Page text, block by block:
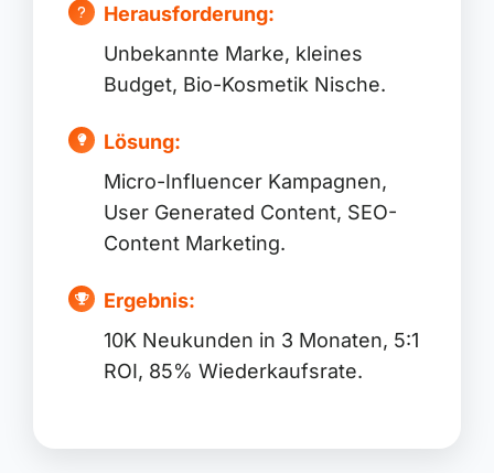
Herausforderung:
Unbekannte Marke, kleines
Budget, Bio-Kosmetik Nische.
Lösung:
Micro-Influencer Kampagnen,
User Generated Content, SEO-
Content Marketing.
Ergebnis:
10K Neukunden in 3 Monaten, 5:1
ROI, 85% Wiederkaufsrate.